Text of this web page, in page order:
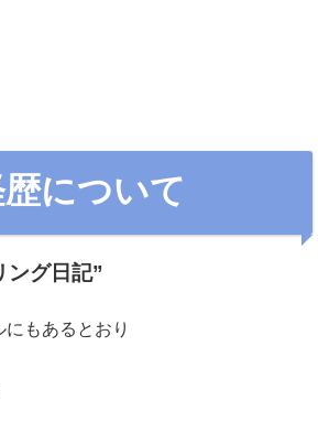
について
ング日記”
もあるとおり